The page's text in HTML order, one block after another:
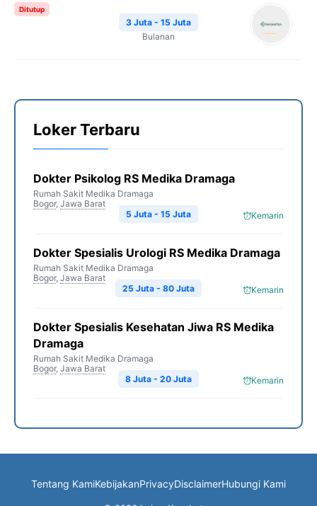
Ditutup
3 Juta - 15 Juta
Bulanan
Loker Terbaru
Dokter Psikolog RS Medika Dramaga
Rumah Sakit Medika Dramaga
Bogor, Jawa Barat
Kemarin
5 Juta - 15 Juta
Dokter Spesialis Urologi RS Medika Dramaga
Rumah Sakit Medika Dramaga
Bogor, Jawa Barat
Kemarin
25 Juta - 80 Juta
Dokter Spesialis Kesehatan Jiwa RS Medika
Dramaga
Rumah Sakit Medika Dramaga
Bogor, Jawa Barat
Kemarin
8 Juta - 20 Juta
Tentang KamiKebijakanPrivacyDisclaimerHubungi Kami